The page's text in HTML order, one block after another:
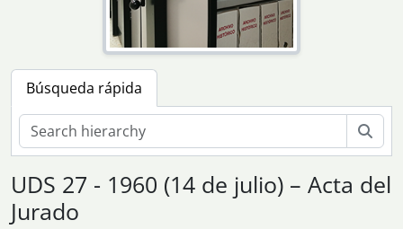
Búsqueda rápida
UDS 27 - 1960 (14 de julio) – Acta del
Jurado
[UDS] 7 - 1959 (29 de enero) – Acta del Jurado
[UDS] 8 - 1959 (26 de febrero) – Acta del Jurado
[UDS] 9 - 1959 (31 de marzo) – Acta del Jurado
[UDS] 10 - 1959 (27 de abril) – Acta del Jurado
[UDS] 11 - 1959 (21 de mayo) – Acta del Jurado
[UDS] 12 - 1959 (3 de junio) – Acta del Jurado (sesión extraordinaria)
[UDS] 13 - 1959 (30 de junio) – Acta del Jurado
[UDS] 14 - 1959 (16 de julio) – Acta del Jurado
[UDS] 15 - 1959 (27 de agosto) – Acta del Jurado